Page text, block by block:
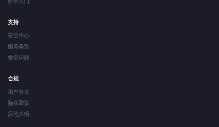
新手入门
支持
安全中心
服务条款
常见问题
合规
用户协议
隐私政策
风险声明